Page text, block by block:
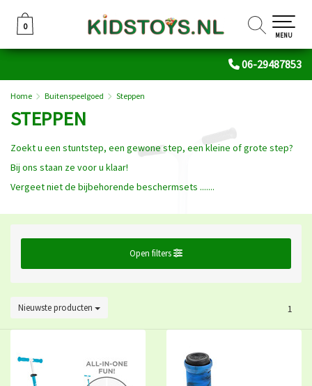
06-29487853
0
0
MENU
Home Buitenspeelgoed Steppen
STEPPEN
Zoekt u een stuntstep, een gewone step, een kleine of grote step?
Bij ons staan ze voor u klaar!
Vergeet niet de bijbehorende beschermsets .......
Open filters
Nieuwste producten 1